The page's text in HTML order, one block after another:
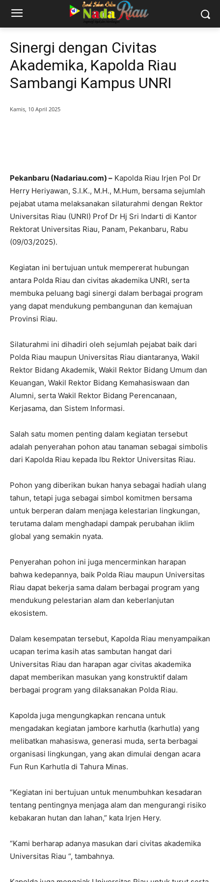
Sinergi dengan Civitas
Akademika, Kapolda Riau
Sambangi Kampus UNRI
Kamis, 10 April 2025
Pekanbaru (Nadariau.com) – Kapolda Riau Irjen Pol Dr
Herry Heriyawan, S.I.K., M.H., M.Hum, bersama sejumlah
pejabat utama melaksanakan silaturahmi dengan Rektor
Universitas Riau (UNRI) Prof Dr Hj Sri Indarti di Kantor
Rektorat Universitas Riau, Panam, Pekanbaru, Rabu
(09/03/2025).
Kegiatan ini bertujuan untuk mempererat hubungan
antara Polda Riau dan civitas akademika UNRI, serta
membuka peluang bagi sinergi dalam berbagai program
yang dapat mendukung pembangunan dan kemajuan
Provinsi Riau.
Silaturahmi ini dihadiri oleh sejumlah pejabat baik dari
Polda Riau maupun Universitas Riau diantaranya, Wakil
Rektor Bidang Akademik, Wakil Rektor Bidang Umum dan
Keuangan, Wakil Rektor Bidang Kemahasiswaan dan
Alumni, serta Wakil Rektor Bidang Perencanaan,
Kerjasama, dan Sistem Informasi.
Salah satu momen penting dalam kegiatan tersebut
adalah penyerahan pohon atau tanaman sebagai simbolis
dari Kapolda Riau kepada Ibu Rektor Universitas Riau.
Pohon yang diberikan bukan hanya sebagai hadiah ulang
tahun, tetapi juga sebagai simbol komitmen bersama
untuk berperan dalam menjaga kelestarian lingkungan,
terutama dalam menghadapi dampak perubahan iklim
global yang semakin nyata.
Penyerahan pohon ini juga mencerminkan harapan
bahwa kedepannya, baik Polda Riau maupun Universitas
Riau dapat bekerja sama dalam berbagai program yang
mendukung pelestarian alam dan keberlanjutan
ekosistem.
Dalam kesempatan tersebut, Kapolda Riau menyampaikan
ucapan terima kasih atas sambutan hangat dari
Universitas Riau dan harapan agar civitas akademika
dapat memberikan masukan yang konstruktif dalam
berbagai program yang dilaksanakan Polda Riau.
Kapolda juga mengungkapkan rencana untuk
mengadakan kegiatan jambore karhutla (karhutla) yang
melibatkan mahasiswa, generasi muda, serta berbagai
organisasi lingkungan, yang akan dimulai dengan acara
Fun Run Karhutla di Tahura Minas.
“Kegiatan ini bertujuan untuk menumbuhkan kesadaran
tentang pentingnya menjaga alam dan mengurangi risiko
kebakaran hutan dan lahan,” kata Irjen Hery.
“Kami berharap adanya masukan dari civitas akademika
Universitas Riau “, tambahnya.